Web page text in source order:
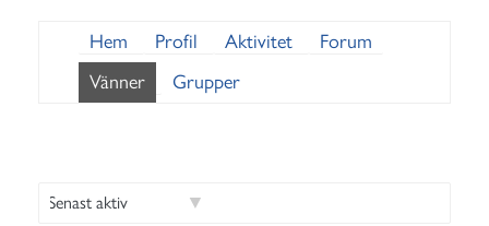
Hem Profil Aktivitet
Forum
Vänner
Grupper